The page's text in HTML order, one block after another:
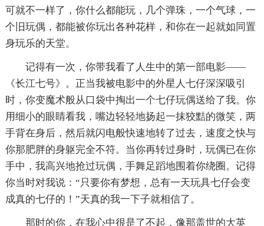
可就不一样了，你什么都能玩，几个弹珠，一个气球，一
个旧玩偶，都能被你玩出各种花样，和你在一起就如同置
身玩乐的天堂。
记得有一次，你带我看了人生中的第一部电影——
《长江七号》。正当我被电影中的外星人七仔深深吸引
时，你变魔术般从口袋中掏出一个七仔玩偶送给了我。你
用细小的眼睛看我，嘴边轻轻地扬起一抹狡黠的微笑，两
手背在身后，然后就闪电般快速地转了过去，速度之快与
你那肥胖的身躯完全不符。当你再转过身时，玩偶已在你
手中，我高兴地抢过玩偶，手舞足蹈地围着你绕圈。记得
你当时对我说：“只要你有梦想，总有一天玩具七仔会变
成真的七仔的！”天真的我一下子就相信了。
那时的你，在我心中很是了不起，像那盖世的大英